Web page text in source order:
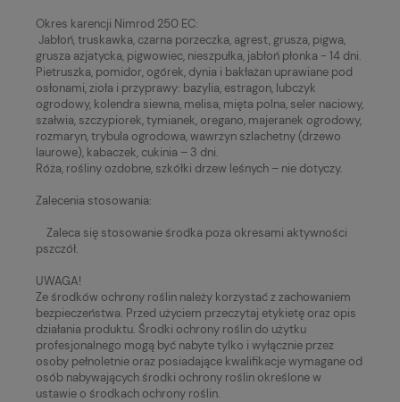
Okres karencji Nimrod 250 EC:
Jabłoń, truskawka, czarna porzeczka, agrest, grusza, pigwa,
grusza azjatycka, pigwowiec, nieszpułka, jabłoń płonka - 14 dni.
Pietruszka, pomidor, ogórek, dynia i bakłażan uprawiane pod
osłonami, zioła i przyprawy: bazylia, estragon, lubczyk
ogrodowy, kolendra siewna, melisa, mięta polna, seler naciowy,
szałwia, szczypiorek, tymianek, oregano, majeranek ogrodowy,
rozmaryn, trybula ogrodowa, wawrzyn szlachetny (drzewo
laurowe), kabaczek, cukinia – 3 dni.
Róża, rośliny ozdobne, szkółki drzew leśnych – nie dotyczy.
Zalecenia stosowania:
Zaleca się stosowanie środka poza okresami aktywności
pszczół.
UWAGA!
Ze środków ochrony roślin należy korzystać z zachowaniem
bezpieczeństwa. Przed użyciem przeczytaj etykietę oraz opis
działania produktu. Środki ochrony roślin do użytku
profesjonalnego mogą być nabyte tylko i wyłącznie przez
osoby pełnoletnie oraz posiadające kwalifikacje wymagane od
osób nabywających środki ochrony roślin określone w
ustawie o środkach ochrony roślin.